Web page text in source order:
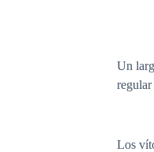
Un
regular
Los